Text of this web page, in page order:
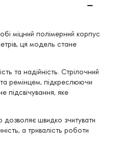
міцний полімерний корпус
ця модель стане
та надійність. Стрілочний
ремінцем, підкреслюючи
підсвічування, яке
дозволяє швидко зчитувати
а тривалість роботи